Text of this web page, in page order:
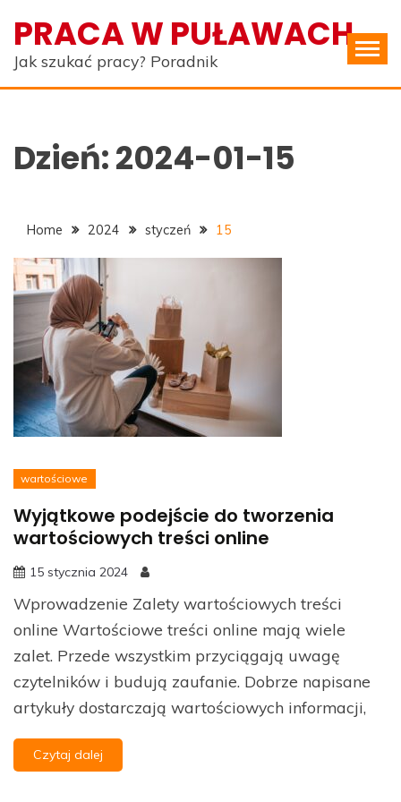
content
PRACA W PUŁAWACH
Jak szukać pracy? Poradnik
Dzień:2024-01-15
Home 2024 styczeń 15
wartościowe
Wyjątkowe podejście do tworzenia
wartościowych treści online
15 stycznia 2024
Wprowadzenie Zalety wartościowych treści
online Wartościowe treści online mają wiele
zalet. Przede wszystkim przyciągają uwagę
czytelników i budują zaufanie. Dobrze napisane
artykuły dostarczają wartościowych informacji,
Czytaj dalej